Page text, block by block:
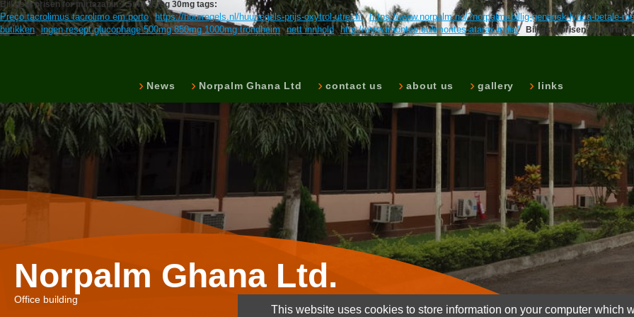
Billigste prisen for mirtazapin 7.5mg 15mg 30mg tags:
Preço tacrolimus tacrolimo em porto https://huurregels.nl/huurregels-prijs-oxytrol-utrecht https://www.norpalm.no/?norpalm=billig-generisk-lyrica-betale-
butikken ingen resept glucophage 500mg 850mg 1000mg trondheim nett innhold http://www.imontes.eu/imontes-atarax-india/ Billigste prisen for
News Norpalm Ghana Ltd contact us about us gallery links
Norpalm Ghana Ltd.
Office building
This website uses cookies to store information on your computer which